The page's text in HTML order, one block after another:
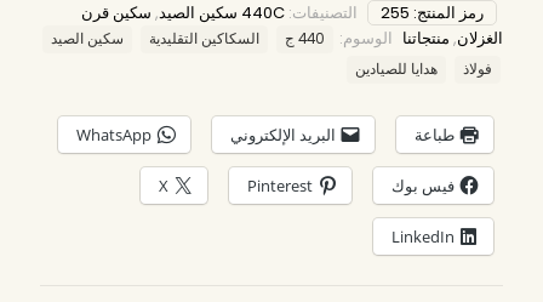
رمز المنتج: 255 التصنيفات: 440C سكين الصيد , سكين قرن
الغزلان, منتجاتنا الوسوم: 440 ج السكاكين التقليدية
سكين الصيد
فولاذ
هدايا للصيادين
طباعة البريد الإلكتروني WhatsApp
فيس بوك Pinterest
X
LinkedIn